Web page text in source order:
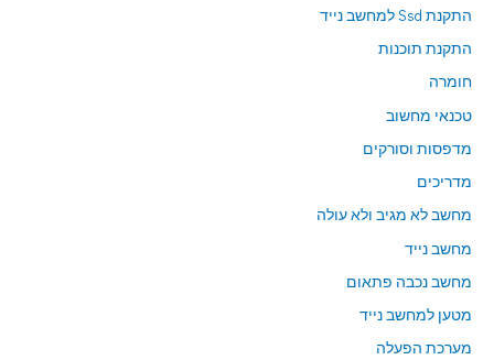
התקנת Ssd למחשב נייד
התקנת תוכנות
חומרה
טכנאי מחשוב
מדפסות וסורקים
מדריכים
מחשב לא מגיב ולא עולה
מחשב נייד
מחשב נכבה פתאום
מטען למחשב נייד
מערכת הפעלה